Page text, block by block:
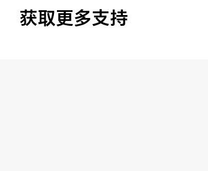
获取更多支持